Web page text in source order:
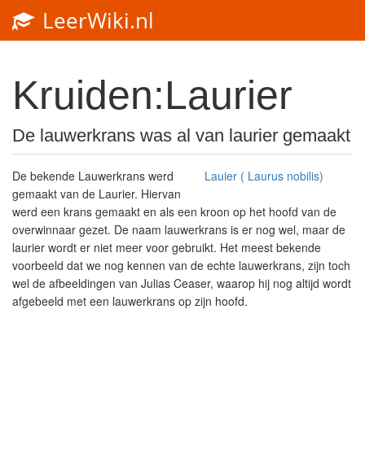
LeerWiki.nl
Kruiden:Laurier
De lauwerkrans was al van laurier gemaakt
Lauier ( Laurus nobilis)
De bekende Lauwerkrans werd
gemaakt van de Laurier. Hiervan
werd een krans gemaakt en als een kroon op het hoofd van de
overwinnaar gezet. De naam lauwerkrans is er nog wel, maar de
laurier wordt er niet meer voor gebruikt. Het meest bekende
voorbeeld dat we nog kennen van de echte lauwerkrans, zijn toch
wel de afbeeldingen van Julias Ceaser, waarop hij nog altijd wordt
afgebeeld met een lauwerkrans op zijn hoofd.